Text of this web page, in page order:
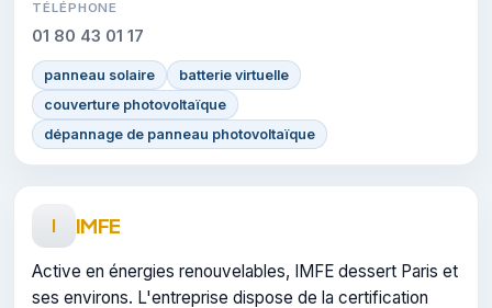
TÉLÉPHONE
01 80 43 01 17
panneau solaire
batterie virtuelle
couverture photovoltaïque
dépannage de panneau photovoltaïque
I IMFE
Active en énergies renouvelables, IMFE dessert Paris et
ses environs. L'entreprise dispose de la certification